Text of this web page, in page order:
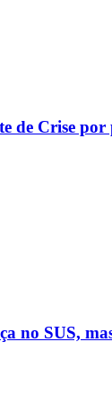
de Crise
no SUS,